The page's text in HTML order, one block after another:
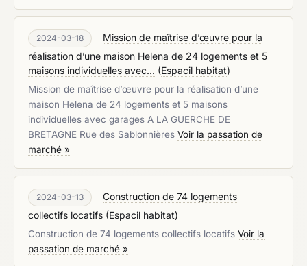
2024-03-18
Mission de maîtrise d’œuvre pour la
réalisation d’une maison Helena de 24 logements et 5
maisons individuelles avec... (Espacil habitat)
Mission de maîtrise d’œuvre pour la réalisation d’une
maison Helena de 24 logements et 5 maisons
individuelles avec garages A LA GUERCHE DE
BRETAGNE Rue des Sablonnières Voir la passation de
marché »
2024-03-13
Construction de 74 logements
collectifs locatifs (Espacil habitat)
Construction de 74 logements collectifs locatifs Voir la
passation de marché »